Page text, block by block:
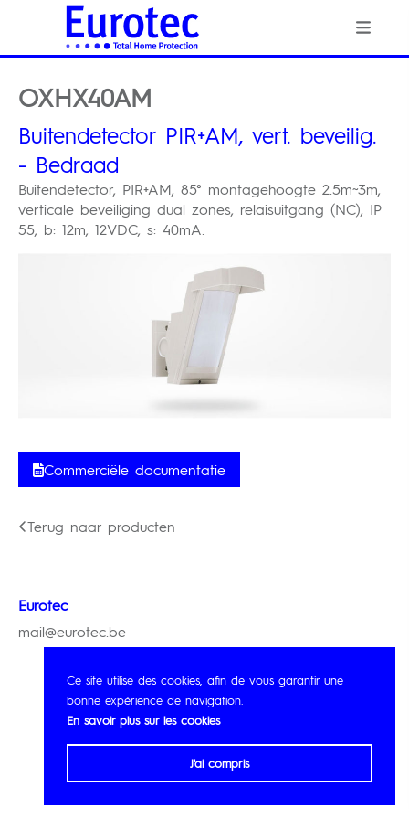
OXHX40AM
Buitendetector PIR+AM, vert. beveilig.
- Bedraad
Buitendetector, PIR+AM, 85° montagehoogte 2.5m~3m,
verticale beveiliging dual zones, relaisuitgang (NC), IP
55, b: 12m, 12VDC, s: 40mA.
Commerciële documentatie
Terug naar producten
Eurotec
mail@eurotec.be
Ce site utilise des cookies, afin de vous garantir une
bonne expérience de navigation.
En savoir plus sur les cookies
J'ai compris